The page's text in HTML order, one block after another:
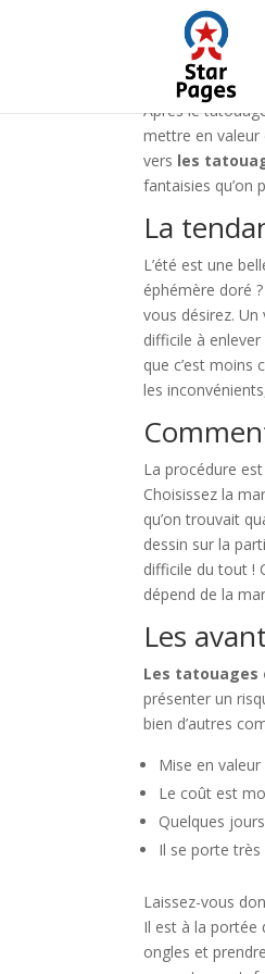
Après le
mettre en valeur
vers les
fantaisies qu’on
La
L’été est une
éphémère doré
vous désirez.
difficile à
que c’est moins
les
La procédure
Choisissez la
qu’on trouvait
dessin sur la
difficile du tout !
dépend de la
Les
Les tatouages
présenter un
bien d’autres
Mise en
Le coût est
Quelques
Il se porte très
Laissez-vous
Il est à la portée
ongles et